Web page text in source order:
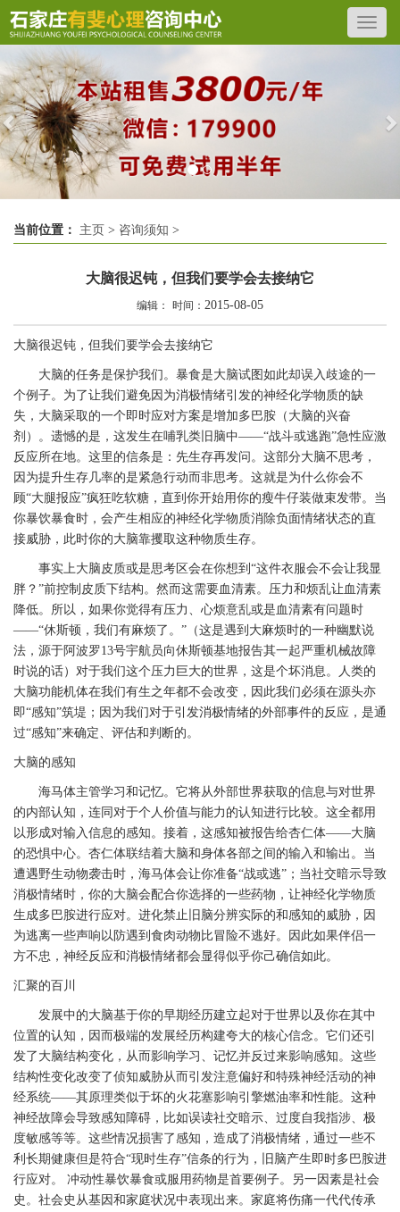
Previous
当前位置： 主页 > 咨询须知 >
大脑很迟钝，但我们要学会去接纳它
编辑： 时间： 2015-08-05
大脑很迟钝，但我们要学会去接纳它
大脑的任务是保护我们。暴食是大脑试图如此却误入歧途的一
个例子。为了让我们避免因为消极情绪引发的神经化学物质的缺
失，大脑采取的一个即时应对方案是增加多巴胺（大脑的兴奋
剂）。遗憾的是，这发生在哺乳类旧脑中——“战斗或逃跑”急性应激
反应所在地。这里的信条是：先生存再发问。这部分大脑不思考，
因为提升生存几率的是紧急行动而非思考。这就是为什么你会不
顾“大腿报应”疯狂吃软糖，直到你开始用你的瘦牛仔装做束发带。当
你暴饮暴食时，会产生相应的神经化学物质消除负面情绪状态的直
接威胁，此时你的大脑靠攫取这种物质生存。
事实上大脑皮质或是思考区会在你想到“这件衣服会不会让我显
胖？”前控制皮质下结构。然而这需要血清素。压力和烦乱让血清素
降低。所以，如果你觉得有压力、心烦意乱或是血清素有问题时
——“休斯顿，我们有麻烦了。”（这是遇到大麻烦时的一种幽默说
法，源于阿波罗13号宇航员向休斯顿基地报告其一起严重机械故障
时说的话）对于我们这个压力巨大的世界，这是个坏消息。人类的
大脑功能机体在我们有生之年都不会改变，因此我们必须在源头亦
即“感知”筑堤；因为我们对于引发消极情绪的外部事件的反应，是通
过“感知”来确定、评估和判断的。
大脑的感知
海马体主管学习和记忆。它将从外部世界获取的信息与对世界
的内部认知，连同对于个人价值与能力的认知进行比较。这全都用
以形成对输入信息的感知。接着，这感知被报告给杏仁体——大脑
的恐惧中心。杏仁体联结着大脑和身体各部之间的输入和输出。当
遭遇野生动物袭击时，海马体会让你准备“战或逃”；当社交暗示导致
消极情绪时，你的大脑会配合你选择的一些药物，让神经化学物质
生成多巴胺进行应对。进化禁止旧脑分辨实际的和感知的威胁，因
为逃离一些声响以防遇到食肉动物比冒险不逃好。因此如果伴侣一
方不忠，神经反应和消极情绪都会显得似乎你己确信如此。
汇聚的百川
发展中的大脑基于你的早期经历建立起对于世界以及你在其中
位置的认知，因而极端的发展经历构建夸大的核心信念。它们还引
发了大脑结构变化，从而影响学习、记忆并反过来影响感知。这些
结构性变化改变了侦知威胁从而引发注意偏好和特殊神经活动的神
经系统——其原理类似于坏的火花塞影响引擎燃油率和性能。这种
神经故障会导致感知障碍，比如误读社交暗示、过度自我指涉、极
度敏感等等。这些情况损害了感知，造成了消极情绪，通过一些不
利长期健康但是符合“现时生存”信条的行为，旧脑产生即时多巴胺进
行应对。 冲动性暴饮暴食或服用药物是首要例子。另一因素是社会
史。社会史从基因和家庭状况中表现出来。家庭将伤痛一代代传承